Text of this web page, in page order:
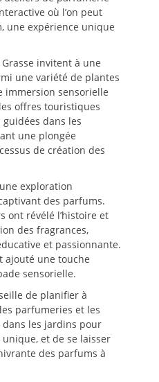
où l’on peut
une expérience unique
invitent à une
une variété de plantes
immersion sensorielle
offres touristiques
dans les
une plongée
de création des
exploration
des parfums.
ont révélé l’histoire et
des fragrances,
et passionnante.
ajouté une touche
sensorielle.
de planifier à
parfumeries et les
les jardins pour
et de se laisser
des parfums à